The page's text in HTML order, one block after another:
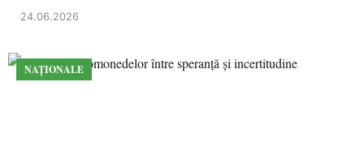
24.06.2026
NAȚIONALE